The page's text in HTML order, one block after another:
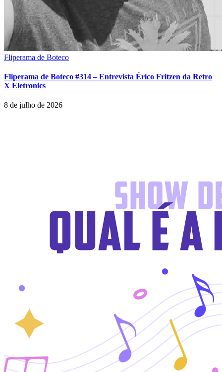
Fliperama de Boteco
Fliperama de Boteco #314 – Entrevista Érico Fritzen da Retro
X Eletronics
8 de julho de 2026